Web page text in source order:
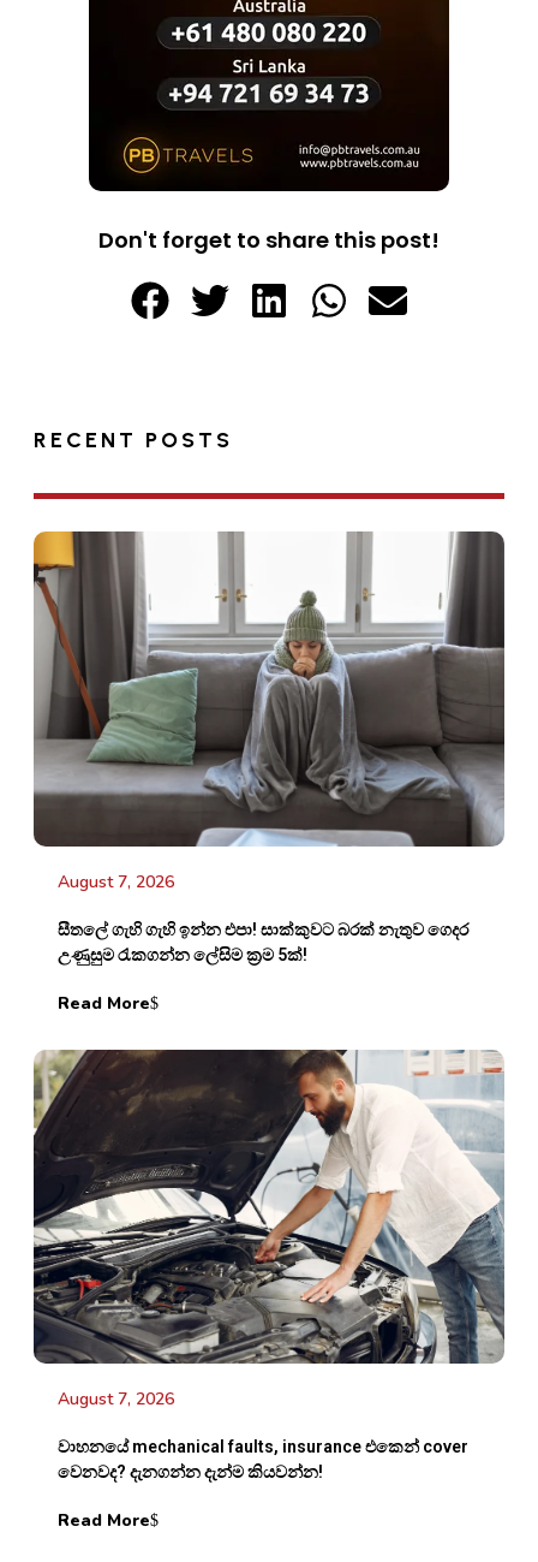
Don't forget to share this post!
RECENT POSTS
August 7, 2026
සීතලේ ගැහි ගැහි ඉන්න එපා! සාක්කුවට බරක් නැතුව ගෙදර
උණුසුම රැකගන්න ලේසිම ක්‍රම 5ක්!
Read More
August 7, 2026
වාහනයේ mechanical faults, insurance එකෙන් cover
වෙනවද? දැනගන්න දැන්ම කියවන්න!
Read More